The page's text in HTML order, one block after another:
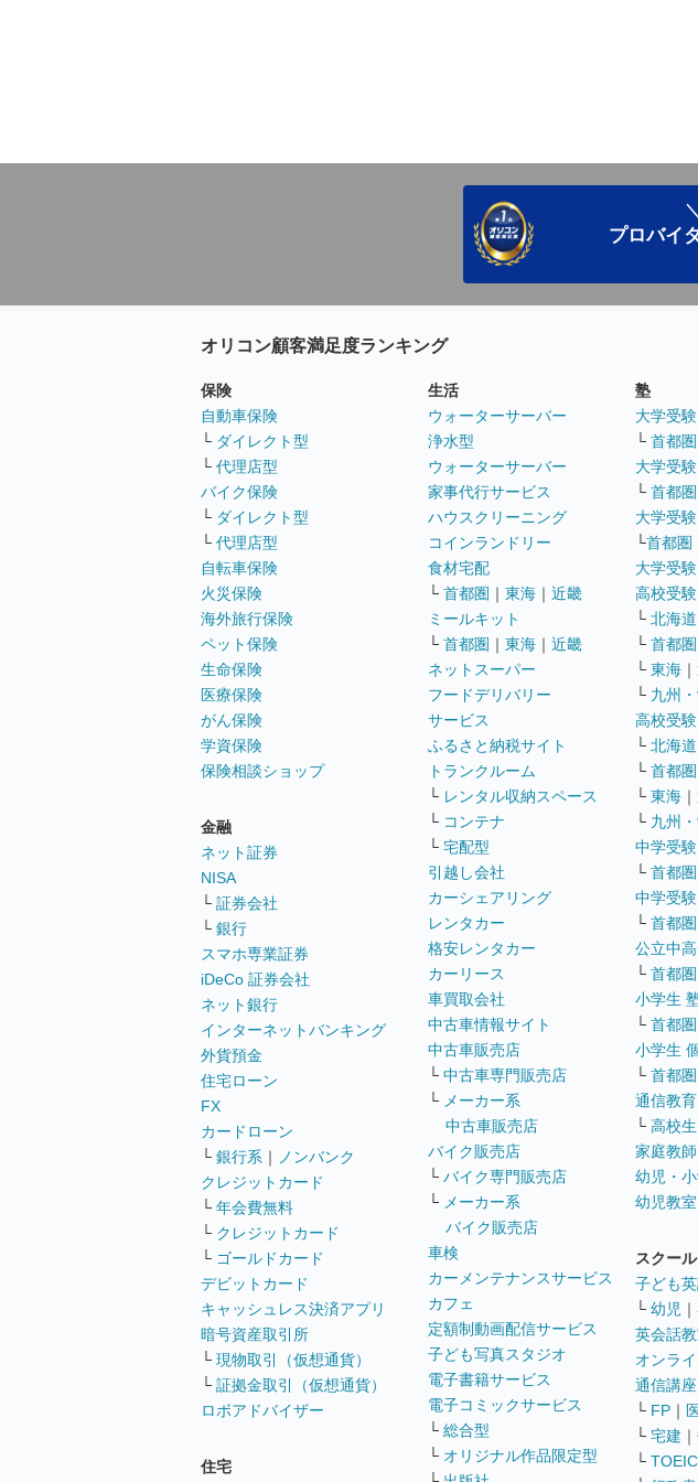
プロバイ
オリコン顧客満足度ランキング
保険
自動車保険
└ ダイレクト型
└ 代理店型
バイク保険
└ ダイレクト型
└ 代理店型
自転車保険
火災保険
海外旅行保険
ペット保険
生命保険
医療保険
がん保険
学資保険
保険相談ショップ
金融
ネット証券
NISA
└ 証券会社
└ 銀行
スマホ専業証券
iDeCo 証券会社
ネット銀行
インターネットバンキング
外貨預金
住宅ローン
FX
カードローン
└ 銀行系 ｜
ノンバンク
クレジットカード
└ 年会費無料
└ クレジットカード
└ ゴールドカード
デビットカード
キャッシュレス決済アプリ
暗号資産取引所
└ 現物取引（仮想通貨）
└ 証拠金取引（仮想通貨）
ロボアドバイザー
住宅
生活
ウォーターサーバー
浄水型
ウォーターサーバー
家事代行サービス
ハウスクリーニング
コインランドリー
食材宅配
└ 首都圏 ｜ 東海 ｜ 近畿
ミールキット
└ 首都圏 ｜ 東海 ｜ 近畿
ネットスーパー
フードデリバリー
サービス
ふるさと納税サイト
トランクルーム
└ レンタル収納スペース
└ コンテナ
└ 宅配型
引越し会社
カーシェアリング
レンタカー
格安レンタカー
カーリース
車買取会社
中古車情報サイト
中古車販売店
└ 中古車専門販売店
└ メーカー系
中古車販売店
バイク販売店
└ バイク専門販売店
└ メーカー系
バイク販売店
車検
カーメンテナンスサービス
カフェ
定額制動画配信サービス
子ども写真スタジオ
電子書籍サービス
電子コミックサービス
└ 総合型
└ オリジナル作品限定型
塾
大学受
└ 首都圏
大学受
└ 首都圏
大学受
└首都圏
大学受
高校受
└ 北海道
└ 首都圏
└ 東海 ｜
└ 九州
高校受
└ 北海道
└ 首都圏
└ 東海 ｜
└ 九州
中学受
└ 首都圏
中学受
└ 首都圏
公立中
└ 首都圏
小学生
└ 首都圏
小学生
└ 首都圏
通信教育
└ 高校生
家庭教師
幼児・
幼児教
スクール
子ども
└ 幼児 ｜
英会話
オンラ
通信講座
└ FP ｜
└ 宅建 ｜
└ TOEIC